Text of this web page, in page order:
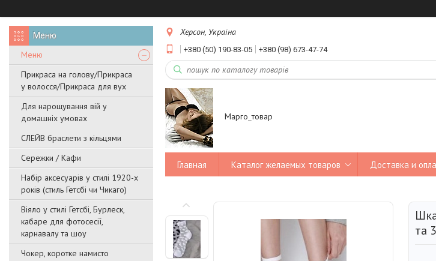
Меню
Прикраса на голову/Прикраса
у волосся/Прикраса для вух
Для нарощування вій у
домашніх умовах
СЛЕЙВ браслети з кільцями
Сережки / Кафи
Набір аксесуарів у стилі 1920-х
років (стиль Гетсбі чи Чикаго)
Віяло у стилі Гетсбі, Бурлеск,
кабаре для фотосесії,
карнавалу та шоу
Чокер, коротке намисто
Херсон, Україна
+380 (50) 190-83-05 +380 (98) 673-47-74
Марго_товар
Главная Каталог желаемых товаров Доставка и
та